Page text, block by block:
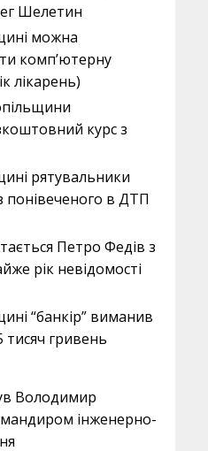
Шелетин
можна
комп’ютерну
лікарень)
курс з
рятувальники
понівеченого в ДТП
Петро Федів з
рік невідомості
“банкір” виманив
тисяч гривень
Володимир
інженерно-